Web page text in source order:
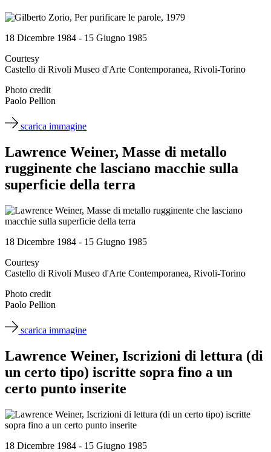
guidate
Progetto
Summer
Progetti
Speciali
Ricerca
Tutte
sedi
Edificio
Castello
Manica
Villa
Cerruti
Cosmo
Digitale
Visita
Biglietti
Chi
siamo
Media
Organizza
tuo
evento
Amministrazione
trasparente
Sostieni
il
EN
18 Dicembre 1984 - 15 Giugno 1985
Courtesy
Castello di Rivoli Museo d'Arte Contemporanea, Rivoli-Torino
Photo credit
Paolo Pellion
scarica immagine
Lawrence Weiner, Masse di metallo
rugginente che lasciano macchie sulla
superficie della terra
18 Dicembre 1984 - 15 Giugno 1985
Courtesy
Castello di Rivoli Museo d'Arte Contemporanea, Rivoli-Torino
Photo credit
Paolo Pellion
scarica immagine
Lawrence Weiner, Iscrizioni di lettura (di
un certo tipo) iscritte sopra fino a un
certo punto inserite
18 Dicembre 1984 - 15 Giugno 1985